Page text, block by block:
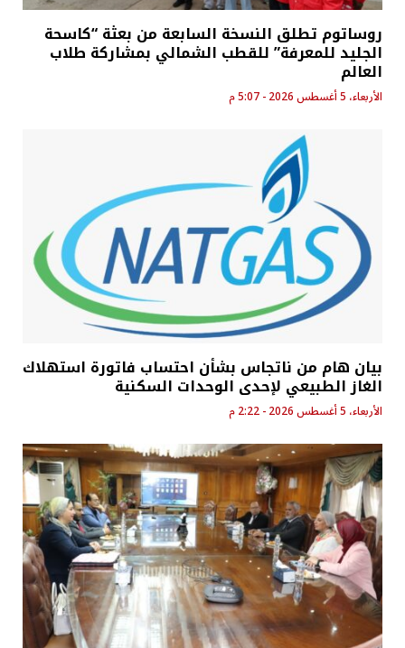
روساتوم تطلق النسخة السابعة من بعثة “كاسحة
الجليد للمعرفة” للقطب الشمالي بمشاركة طلاب
العالم
الأربعاء، 5 أغسطس 2026 - 5:07 م
بيان هام من ناتجاس بشأن احتساب فاتورة استهلاك
الغاز الطبيعي لإحدى الوحدات السكنية
الأربعاء، 5 أغسطس 2026 - 2:22 م